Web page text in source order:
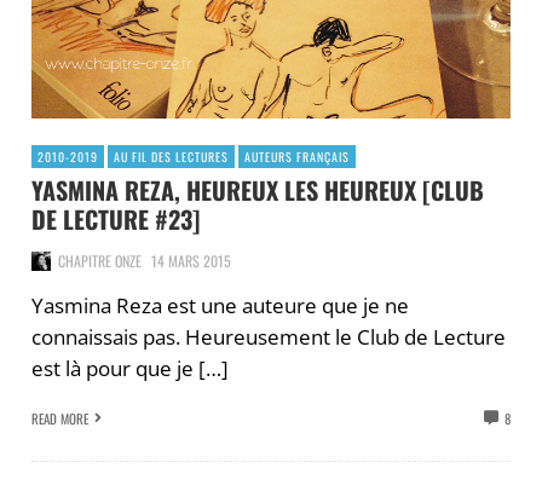
2010-2019 AU FIL DES LECTURES AUTEURS FRANÇAIS
YASMINA REZA, HEUREUX LES HEUREUX [CLUB
DE LECTURE #23]
CHAPITRE ONZE 14 MARS 2015
Yasmina Reza est une auteure que je ne
connaissais pas. Heureusement le Club de Lecture
est là pour que je […]
READ MORE 8